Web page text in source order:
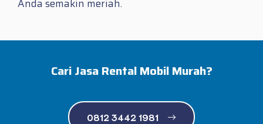
Anda semakin meriah.
Cari Jasa Rental Mobil Murah?
0812 3442 1981